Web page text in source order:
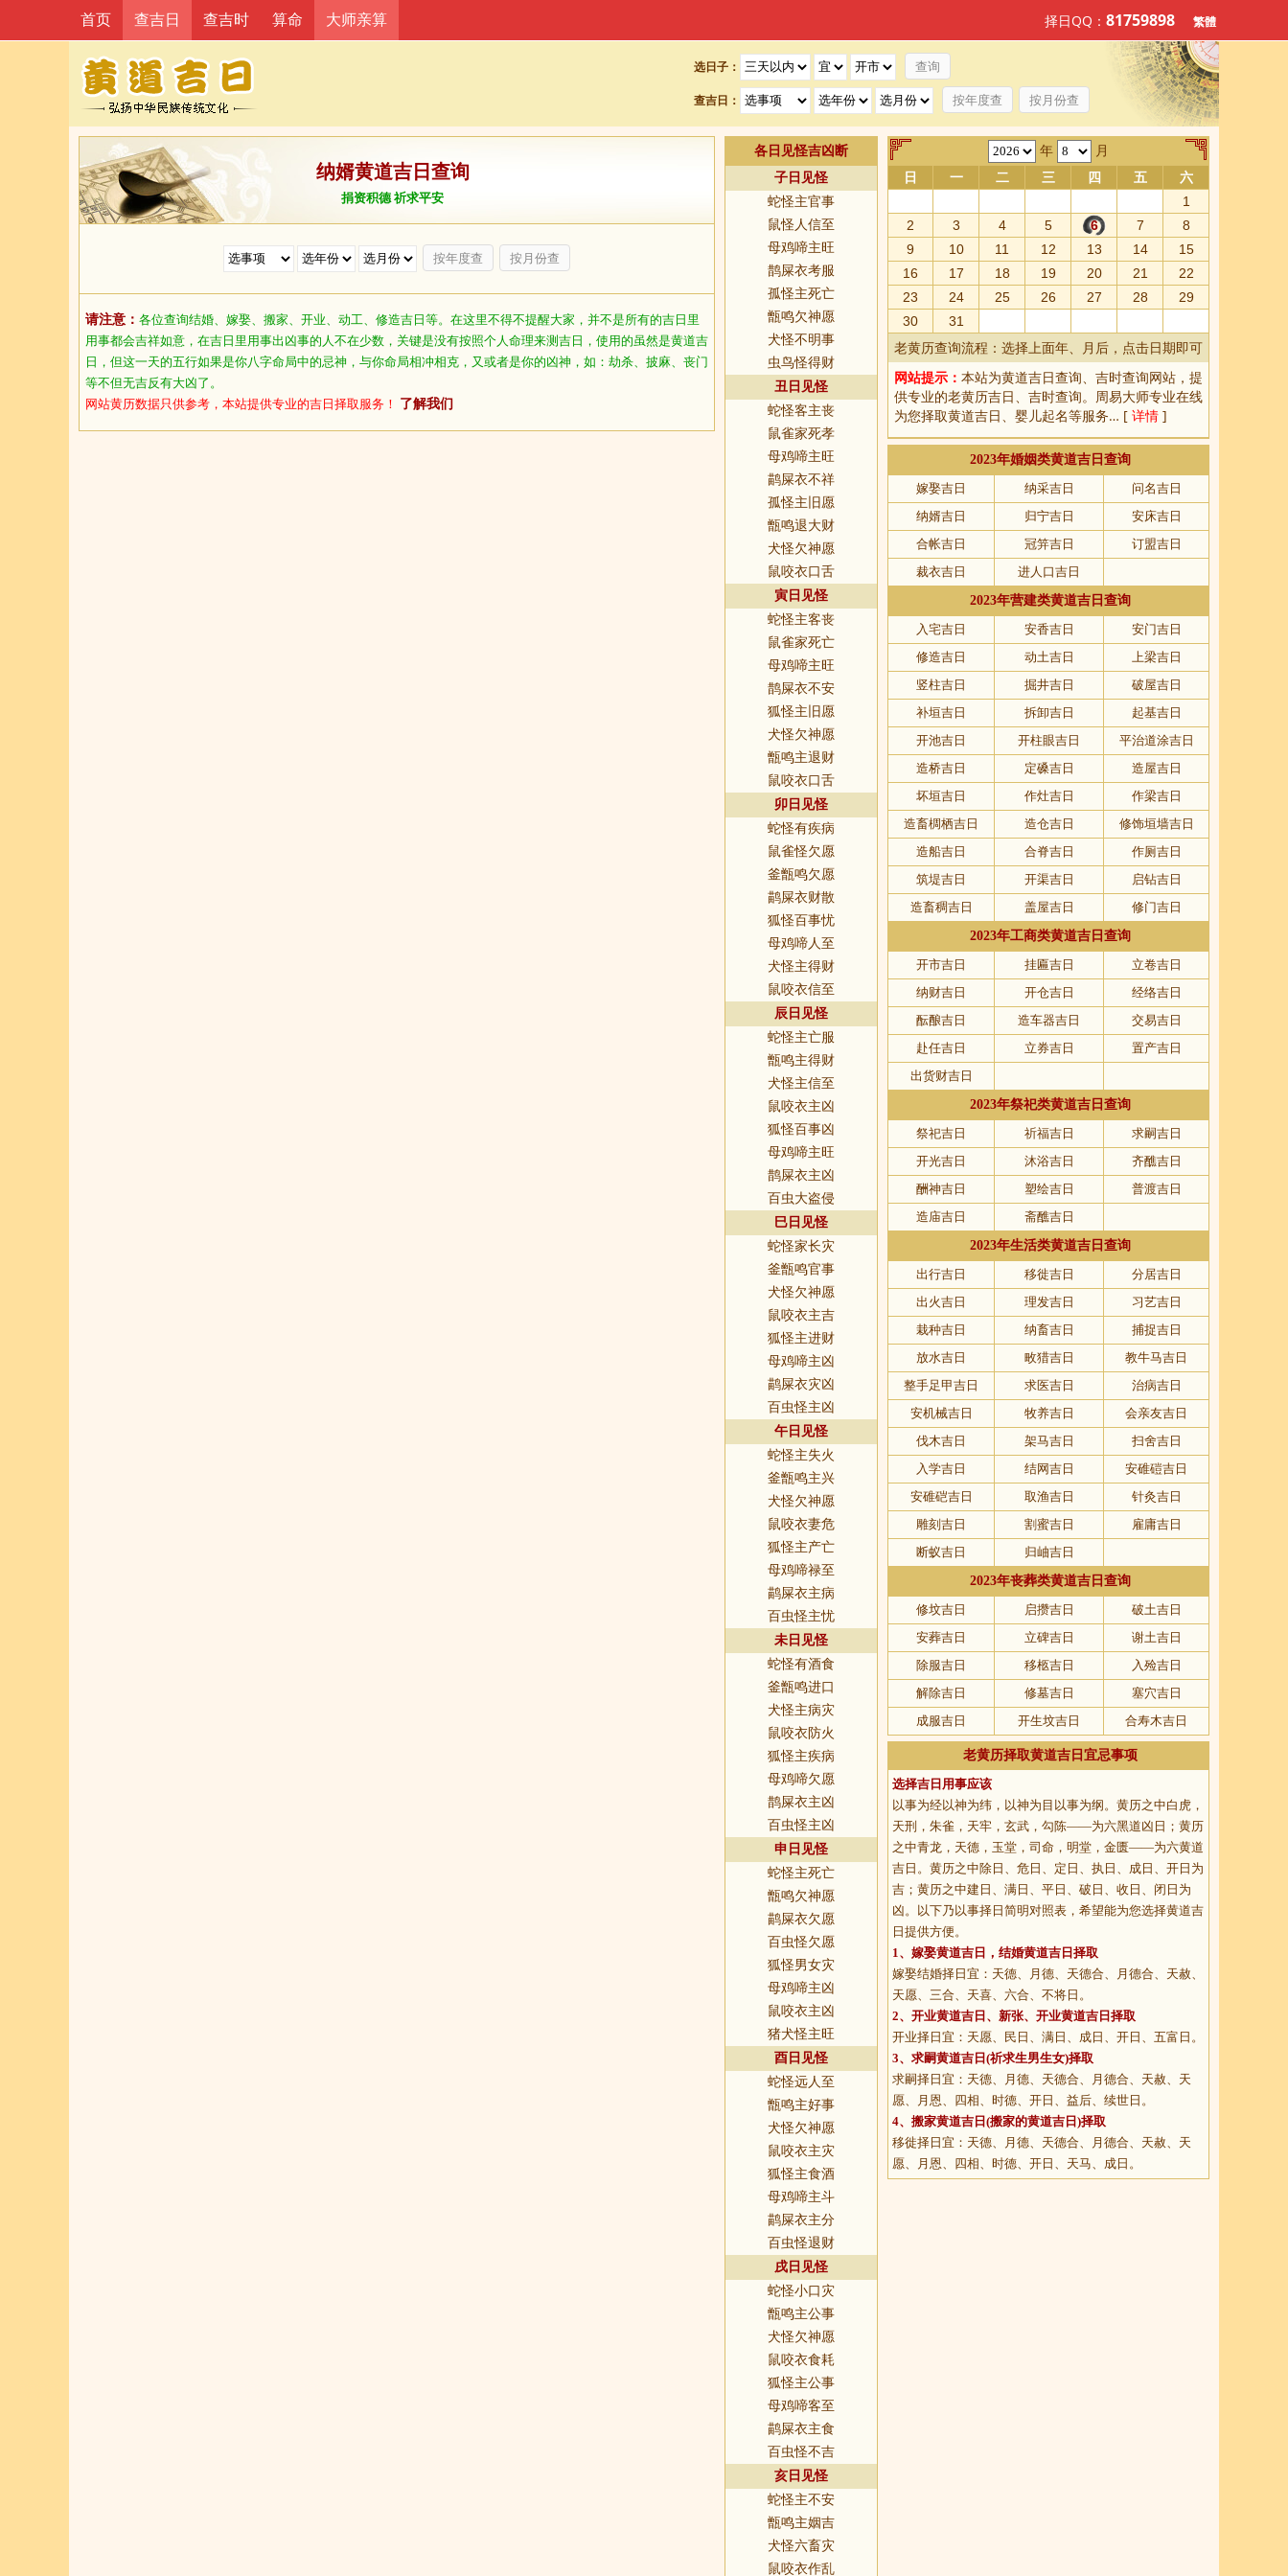
选日子：
查吉日： 按年度查 按月份查
首页 查吉日 查吉时 算命 大师亲算 择日QQ： 81759898 繁體
纳婿黄道吉日查询
捐资积德 祈求平安
按年度查 按月份查
请注意： 各位查询结婚、嫁娶、搬家、开业、动工、修造吉日等。在这里不得不提醒大家，并不是所有的吉日里
用事都会吉祥如意，在吉日里用事出凶事的人不在少数，关键是没有按照个人命理来测吉日，使用的虽然是黄道吉
日，但这一天的五行如果是你八字命局中的忌神，与你命局相冲相克，又或者是你的凶神，如：劫杀、披麻、丧门
等不但无吉反有大凶了。
网站黄历数据只供参考，本站提供专业的吉日择取服务！ 了解我们
各日见怪吉凶断
子日见怪
蛇怪主官事
鼠怪人信至
母鸡啼主旺
鹊屎衣考服
孤怪主死亡
甑鸣欠神愿
犬怪不明事
虫鸟怪得财
丑日见怪
蛇怪客主丧
鼠雀家死孝
母鸡啼主旺
鹋屎衣不祥
孤怪主旧愿
甑鸣退大财
犬怪欠神愿
鼠咬衣口舌
寅日见怪
蛇怪主客丧
鼠雀家死亡
母鸡啼主旺
鹊屎衣不安
狐怪主旧愿
犬怪欠神愿
甑鸣主退财
鼠咬衣口舌
卯日见怪
蛇怪有疾病
鼠雀怪欠愿
釜甑鸣欠愿
鹋屎衣财散
狐怪百事忧
母鸡啼人至
犬怪主得财
鼠咬衣信至
辰日见怪
蛇怪主亡服
甑鸣主得财
犬怪主信至
鼠咬衣主凶
狐怪百事凶
母鸡啼主旺
鹊屎衣主凶
百虫大盗侵
巳日见怪
蛇怪家长灾
釜甑鸣官事
犬怪欠神愿
鼠咬衣主吉
狐怪主进财
母鸡啼主凶
鹋屎衣灾凶
百虫怪主凶
午日见怪
蛇怪主失火
釜甑鸣主兴
犬怪欠神愿
鼠咬衣妻危
狐怪主产亡
母鸡啼禄至
鹋屎衣主病
百虫怪主忧
未日见怪
蛇怪有酒食
釜甑鸣进口
犬怪主病灾
鼠咬衣防火
狐怪主疾病
母鸡啼欠愿
鹊屎衣主凶
百虫怪主凶
申日见怪
蛇怪主死亡
甑鸣欠神愿
鹋屎衣欠愿
百虫怪欠愿
狐怪男女灾
母鸡啼主凶
鼠咬衣主凶
猪犬怪主旺
酉日见怪
蛇怪远人至
甑鸣主好事
犬怪欠神愿
鼠咬衣主灾
狐怪主食酒
母鸡啼主斗
鹋屎衣主分
百虫怪退财
戌日见怪
蛇怪小口灾
甑鸣主公事
犬怪欠神愿
鼠咬衣食耗
狐怪主公事
母鸡啼客至
鹋屎衣主食
百虫怪不吉
亥日见怪
蛇怪主不安
甑鸣主姻吉
犬怪六畜灾
鼠咬衣作乱
年 月
日 一 二 三 四 五
六
1
2
3 4 5 6 7
8
9
10 11 12 13 14
15
16
17 18 19 20 21
22
23
24 25 26 27 28
29
30
31
老黄历查询流程：选择上面年、月后，点击日期即可
网站提示： 本站为黄道吉日查询、 吉时查询网站，提
供专业的老黄历吉日、吉时查询。周易大师专业在线
为您择取黄道吉日、婴儿起名等服务… [ 详情 ]
2023年婚姻类黄道吉日查询
嫁娶吉日
纳采吉日
问名吉日
纳婿吉日
归宁吉日
安床吉日
合帐吉日
冠笄吉日
订盟吉日
裁衣吉日
进人口吉日
2023年营建类黄道吉日查询
入宅吉日
安香吉日
安门吉日
修造吉日
动土吉日
上梁吉日
竖柱吉日
掘井吉日
破屋吉日
补垣吉日
拆卸吉日
起基吉日
开池吉日
开柱眼吉日
平治道涂吉日
造桥吉日
定磉吉日
造屋吉日
坏垣吉日
作灶吉日
作梁吉日
造畜椆栖吉日
造仓吉日
修饰垣墙吉日
造船吉日
合脊吉日
作厕吉日
筑堤吉日
开渠吉日
启钻吉日
造畜稠吉日
盖屋吉日
修门吉日
2023年工商类黄道吉日查询
开市吉日
挂匾吉日
立卷吉日
纳财吉日
开仓吉日
经络吉日
酝酿吉日
造车器吉日
交易吉日
赴任吉日
立券吉日
置产吉日
出货财吉日
2023年祭祀类黄道吉日查询
祭祀吉日
祈福吉日
求嗣吉日
开光吉日
沐浴吉日
齐醮吉日
酬神吉日
塑绘吉日
普渡吉日
造庙吉日
斋醮吉日
2023年生活类黄道吉日查询
出行吉日
移徙吉日
分居吉日
出火吉日
理发吉日
习艺吉日
栽种吉日
纳畜吉日
捕捉吉日
放水吉日
畋猎吉日
教牛马吉日
整手足甲吉日
求医吉日
治病吉日
安机械吉日
牧养吉日
会亲友吉日
伐木吉日
架马吉日
扫舍吉日
入学吉日
结网吉日
安碓磑吉日
安碓硙吉日
取渔吉日
针灸吉日
雕刻吉日
割蜜吉日
雇庸吉日
断蚁吉日
归岫吉日
2023年丧葬类黄道吉日查询
修坟吉日
启攒吉日
破土吉日
安葬吉日
立碑吉日
谢土吉日
除服吉日
移柩吉日
入殓吉日
解除吉日
修墓吉日
塞穴吉日
成服吉日
开生坟吉日 合寿木吉日
老黄历择取黄道吉日宜忌事项
选择吉日用事应该
以事为经以神为纬，以神为目以事为纲。黄历之中白虎，
天刑，朱雀，天牢，玄武，勾陈——为六黑道凶日；黄历
之中青龙，天德，玉堂，司命，明堂，金匮——为六黄道
吉日。黄历之中除日、危日、定日、执日、成日、开日为
吉；黄历之中建日、满日、平日、破日、收日、闭日为
凶。以下乃以事择日简明对照表，希望能为您选择黄道吉
日提供方便。
1、 嫁娶黄道吉日 ，结婚黄道吉日择取
嫁娶结婚择日宜：天德、月德、天德合、月德合、天赦、
天愿、三合、天喜、六合、不将日。
2、 开业黄道吉日 、新张、开业黄道吉日择取
开业择日宜：天愿、民日、满日、成日、开日、五富日。
3、 求嗣黄道吉日 (祈求生男生女)择取
求嗣择日宜：天德、月德、天德合、月德合、天赦、天
愿、月恩、四相、时德、开日、益后、续世日。
4、 搬家黄道吉日 (搬家的黄道吉日)择取
移徙择日宜：天德、月德、天德合、月德合、天赦、天
愿、月恩、四相、时德、开日、天马、成日。